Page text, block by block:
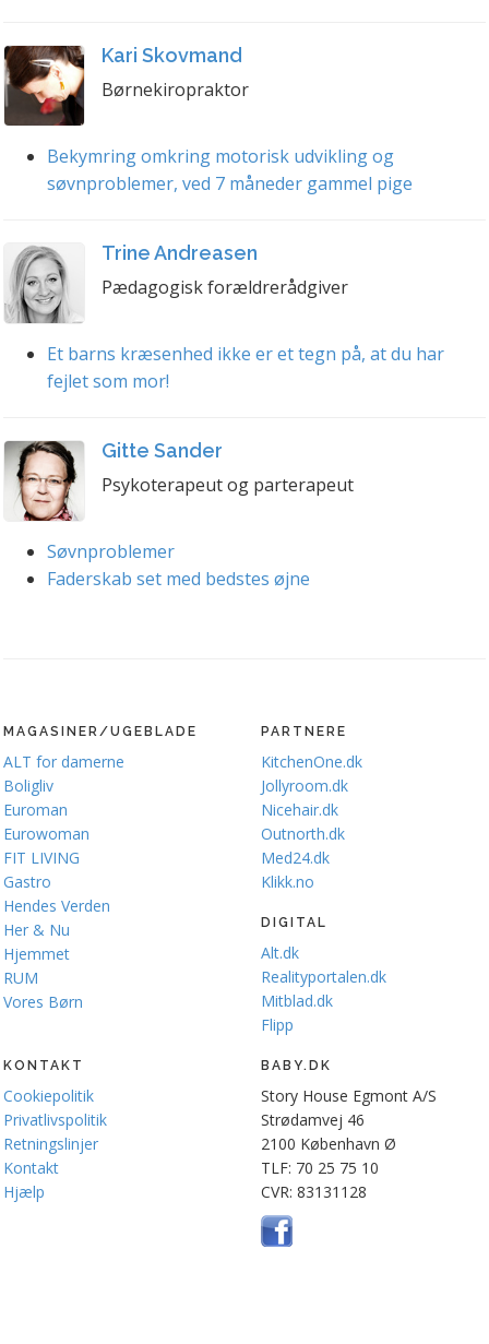
Kari Skovmand
Børnekiropraktor
Bekymring omkring motorisk udvikling og
søvnproblemer, ved 7 måneder gammel pige
Trine Andreasen
Pædagogisk forældrerådgiver
Et barns kræsenhed ikke er et tegn på, at du har
fejlet som mor!
Gitte Sander
Psykoterapeut og parterapeut
Søvnproblemer
Faderskab set med bedstes øjne
MAGASINER/UGEBLADE
ALT for damerne
Boligliv
Euroman
Eurowoman
FIT LIVING
Gastro
Hendes Verden
Her & Nu
Hjemmet
RUM
Vores Børn
PARTNERE
KitchenOne.dk
Jollyroom.dk
Nicehair.dk
Outnorth.dk
Med24.dk
Klikk.no
DIGITAL
Alt.dk
Realityportalen.dk
Mitblad.dk
Flipp
KONTAKT
Cookiepolitik
Privatlivspolitik
Retningslinjer
Kontakt
Hjælp
BABY.DK
Story House Egmont A/S
Strødamvej 46
2100 København Ø
TLF: 70 25 75 10
CVR: 83131128